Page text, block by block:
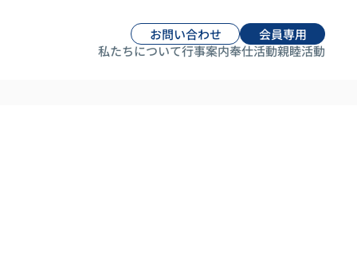
お問い合わせ
会員専用
私たちについて行事案内奉仕活動親睦活動